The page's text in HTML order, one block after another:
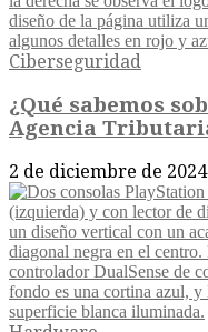
Ciberseguridad
¿Qué sabemos
Agencia
2 de diciembre de 2024